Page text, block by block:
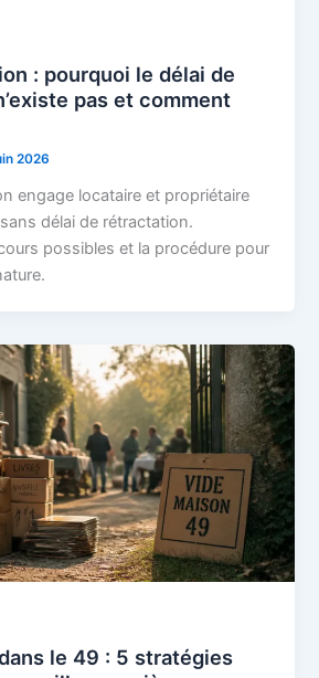
: pourquoi le délai de
pas et comment
2026
engage locataire et propriétaire
délai de rétractation.
possibles et la procédure pour
le 49 : 5 stratégies